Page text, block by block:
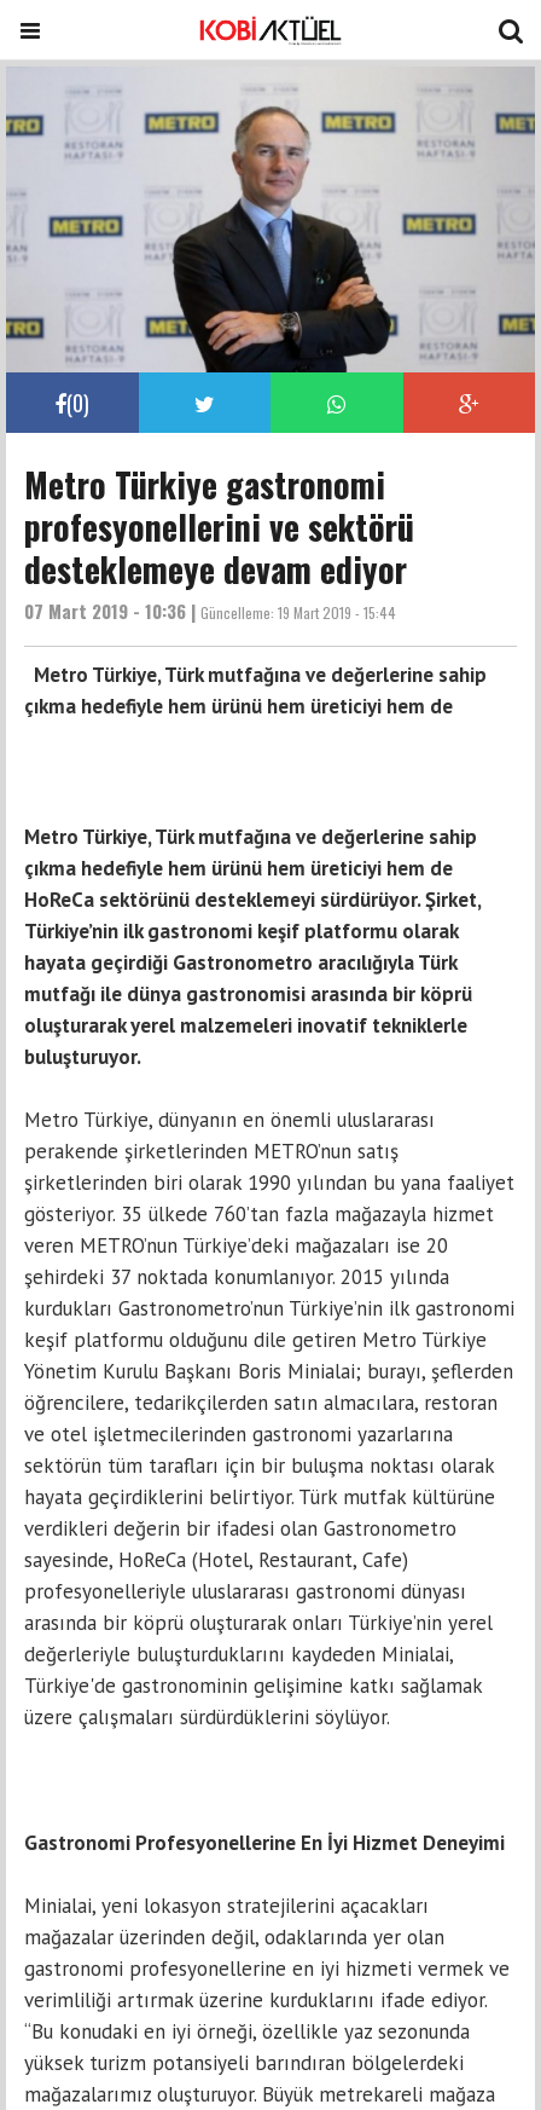
(0)
Metro Türkiye gastronomi
profesyonellerini ve sektörü
desteklemeye devam ediyor
07 Mart 2019 - 10:36 | Güncelleme: 19 Mart 2019 - 15:44
Metro Türkiye, Türk mutfağına ve değerlerine sahip
çıkma hedefiyle hem ürünü hem üreticiyi hem de
Metro Türkiye,Türk mutfağına ve değerlerine sahip
çıkma hedefiyle hem ürünü hem üreticiyi hem de
HoReCa sektörünü desteklemeyi sürdürüyor. Şirket,
Türkiye’nin ilk gastronomi keşif platformu olarak
hayata geçirdiği Gastronometro aracılığıyla Türk
mutfağı ile dünya gastronomisi arasında bir köprü
oluşturarak yerel malzemeleri inovatif tekniklerle
buluşturuyor.
Metro Türkiye, dünyanın en önemli uluslararası
perakende şirketlerinden METRO’nun satış
şirketlerinden biri olarak 1990 yılından bu yana faaliyet
gösteriyor. 35 ülkede 760’tan fazla mağazayla hizmet
veren METRO’nun Türkiye’deki mağazaları ise 20
şehirdeki 37 noktada konumlanıyor. 2015 yılında
kurdukları Gastronometro’nun Türkiye’nin ilk gastronomi
keşif platformu olduğunu dile getiren Metro Türkiye
Yönetim Kurulu Başkanı Boris Minialai; burayı, şeflerden
öğrencilere, tedarikçilerden satın almacılara, restoran
ve otel işletmecilerinden gastronomi yazarlarına
sektörün tüm tarafları için bir buluşma noktası olarak
hayata geçirdiklerini belirtiyor. Türk mutfak kültürüne
verdikleri değerin bir ifadesi olan Gastronometro
sayesinde, HoReCa (Hotel, Restaurant, Cafe)
profesyonelleriyle uluslararası gastronomi dünyası
arasında bir köprü oluşturarak onları Türkiye’nin yerel
değerleriyle buluşturduklarını kaydeden Minialai,
Türkiye'de gastronominin gelişimine katkı sağlamak
üzere çalışmaları sürdürdüklerini söylüyor.
Gastronomi Profesyonellerine En İyi Hizmet Deneyimi
Minialai, yeni lokasyon stratejilerini açacakları
mağazalar üzerinden değil, odaklarında yer olan
gastronomi profesyonellerine en iyi hizmeti vermek ve
verimliliği artırmak üzerine kurduklarını ifade ediyor.
“Bu konudaki en iyi örneği, özellikle yaz sezonunda
yüksek turizm potansiyeli barındıran bölgelerdeki
mağazalarımız oluşturuyor. Büyük metrekareli mağaza